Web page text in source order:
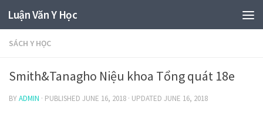
Luận Văn Y Học
SÁCH Y HỌC
Smith&Tanagho Niệu khoa Tổng quát 18e
BYADMIN · PUBLISHED JUNE 16, 2018 · UPDATED JUNE 16, 2018